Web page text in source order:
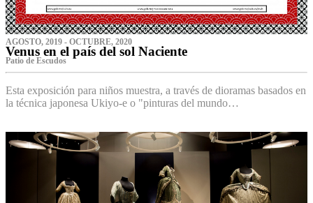
AGOSTO, 2019 - OCTUBRE, 2020
Venus en el país del sol Naciente
P‌atio de Escudos
Esta exposición para niños muestra, a través de dioramas basados en
la técnica japonesa Ukiyo-e o "pinturas del mundo…